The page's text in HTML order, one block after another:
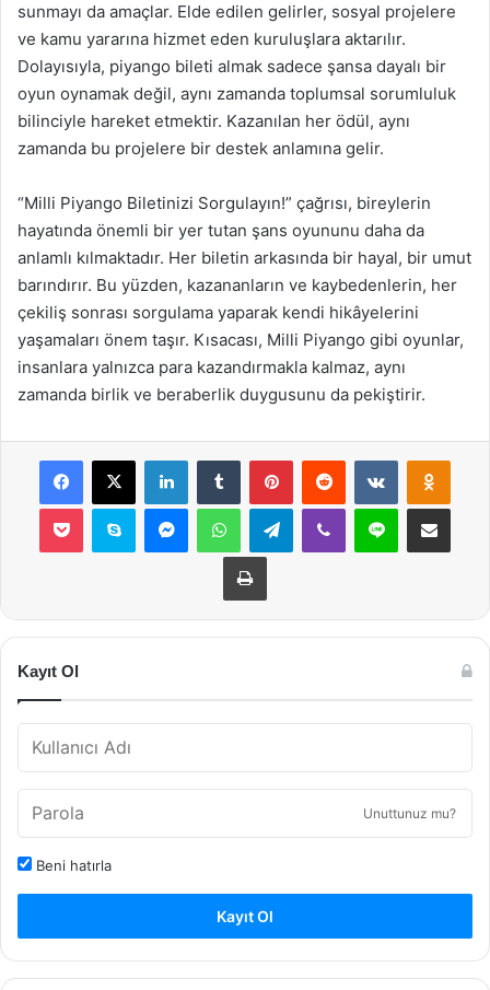
sunmayı da amaçlar. Elde edilen gelirler, sosyal projelere
ve kamu yararına hizmet eden kuruluşlara aktarılır.
Dolayısıyla, piyango bileti almak sadece şansa dayalı bir
oyun oynamak değil, aynı zamanda toplumsal sorumluluk
bilinciyle hareket etmektir. Kazanılan her ödül, aynı
zamanda bu projelere bir destek anlamına gelir.
“Milli Piyango Biletinizi Sorgulayın!” çağrısı, bireylerin
hayatında önemli bir yer tutan şans oyununu daha da
anlamlı kılmaktadır. Her biletin arkasında bir hayal, bir umut
barındırır. Bu yüzden, kazananların ve kaybedenlerin, her
çekiliş sonrası sorgulama yaparak kendi hikâyelerini
yaşamaları önem taşır. Kısacası, Milli Piyango gibi oyunlar,
insanlara yalnızca para kazandırmakla kalmaz, aynı
zamanda birlik ve beraberlik duygusunu da pekiştirir.
Facebook
X LinkedInTumblr PinterestReddit VKontakte
Pocket Skype MessengerWhatsAppTelegramViber Line E-Posta ile
Yazdır
Kayıt Ol
Unuttunuz mu?
Beni hatırla
Kayıt Ol